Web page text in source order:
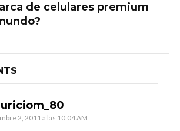
de celulares premium
2, 2011 a las 10:04 AM